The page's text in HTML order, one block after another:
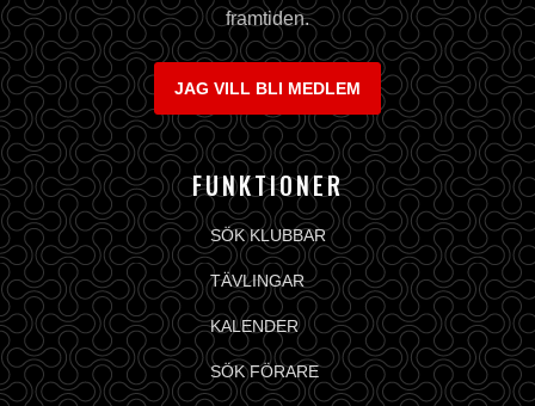
framtiden.
JAG VILL BLI MEDLEM
FUNKTIONER
SÖK KLUBBAR
TÄVLINGAR
KALENDER
SÖK FÖRARE